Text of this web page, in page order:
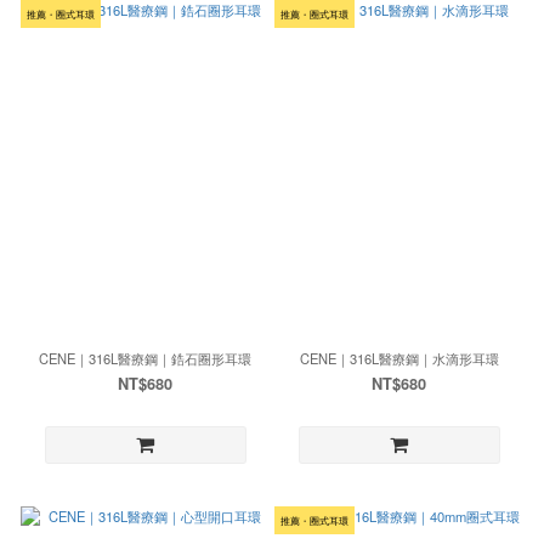
推薦・圈式耳環
CENE｜316L醫療鋼｜鋯石圈形耳環
NT$680
推薦・圈式耳環
CENE｜316L醫療鋼｜水滴形耳環
NT$680
推薦・圈式耳環